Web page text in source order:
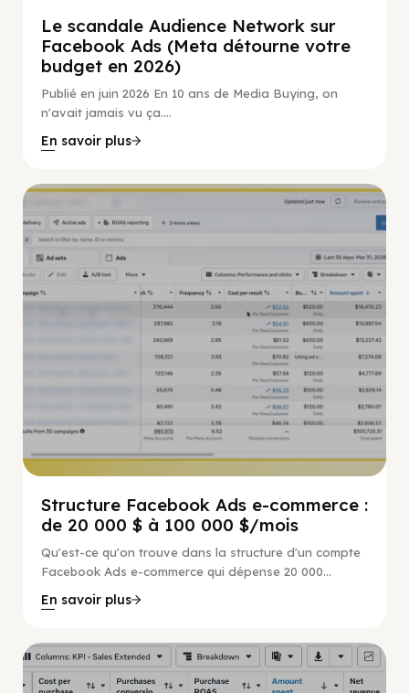
Le scandale Audience Network sur
Facebook Ads (Meta détourne votre
budget en 2026)
Publié en juin 2026 En 10 ans de Media Buying, on
n'avait jamais vu ça....
En savoir plus
Structure Facebook Ads e-commerce :
de 20 000 $ à 100 000 $/mois
Qu'est-ce qu'on trouve dans la structure d'un compte
Facebook Ads e-commerce qui dépense 20 000...
En savoir plus
Guide Facebook